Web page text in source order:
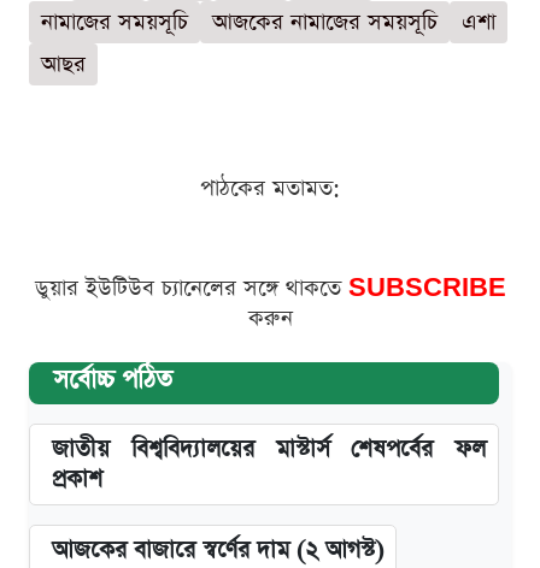
নামাজের সময়সূচি
আজকের নামাজের সময়সূচি
এশা
আছর
পাঠকের মতামত:
ডুয়ার ইউটিউব চ্যানেলের সঙ্গে থাকতে SUBSCRIBE
করুন
সর্বোচ্চ পঠিত
জাতীয় বিশ্ববিদ্যালয়ের মাস্টার্স শেষপর্বের ফল
প্রকাশ
আজকের বাজারে স্বর্ণের দাম (২ আগস্ট)